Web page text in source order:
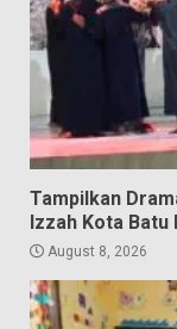
Tampilkan
Izzah Kota Batu
August 8, 2026